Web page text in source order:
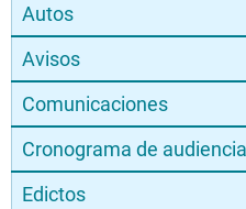
Autos
Avisos
Comunicaciones
Cronograma de
Edictos